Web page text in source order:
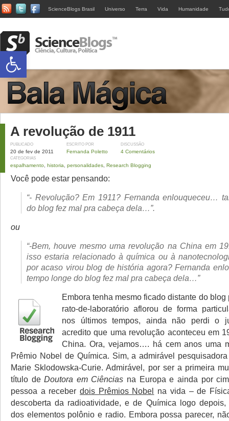
ScienceBlogs Brasil Universo Terra Vida Humanidade
A revolução de 1911
PUBLICADO
20 de fev de 2011
ESCRITO POR
Fernanda Poletto
DISCUSSÃO
4 Comentários
CATEGORIAS
espalhamento historia personalidades Research Blogging
Você pode estar pensando:
“- Revolução? Em 1911? Fernanda enlouqueceu…
do blog fez mal pra cabeça dela…”.
ou
“-Bem, houve mesmo uma revolução na China em
isso estaria relacionado à química ou à
por acaso virou blog de história agora? Fernanda
tempo longe do blog fez mal pra cabeça dela…”
Embora tenha mesmo ficado distante do blog
rato-de-laboratório aflorou de forma
nos últimos tempos, ainda não perdi o
acredito que uma revolução aconteceu em
China. Ora, vejamos…. há cem anos uma
Prêmio Nobel de Química. Sim, a admirável
Marie Sklodowska-Curie. Admirável, por ser a primeira
título deDoutora em Ciências na Europa e ainda por
pessoa a receberdois Prêmios Nobel na vida – de
descoberta da radioatividade, e de Química logo depois,
dos elementos polônio e radio. Embora possa parecer,
Abrir a barra de ferramentas